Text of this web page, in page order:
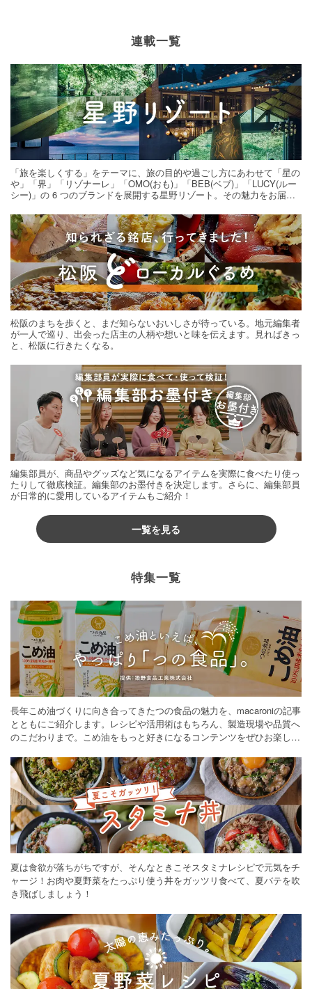
連載一覧
「旅を楽しくする」をテーマに、旅の目的や過ごし方にあわせて「星の
や」「界」「リゾナーレ」「OMO(おも)」「BEB(ベブ)」「LUCY(ルー
シー)」の 6 つのブランドを展開する星野リゾート。その魅力をお届け
松阪のまちを歩くと、まだ知らないおいしさが待っている。地元編集者
が一人で巡り、出会った店主の人柄や想いと味を伝えます。見ればきっ
と、松阪に行きたくなる。
編集部員が、商品やグッズなど気になるアイテムを実際に食べたり使っ
たりして徹底検証。編集部のお墨付きを決定します。さらに、編集部員
が日常的に愛用しているアイテムもご紹介！
一覧を見る
特集一覧
長年こめ油づくりに向き合ってきたつの食品の魅力を、macaroniの記事
とともにご紹介します。レシピや活用術はもちろん、製造現場や品質へ
のこだわりまで。こめ油をもっと好きになるコンテンツをぜひお楽しみ
夏は食欲が落ちがちですが、そんなときこそスタミナレシピで元気をチ
ャージ！お肉や夏野菜をたっぷり使う丼をガッツリ食べて、夏バテを吹
き飛ばしましょう！